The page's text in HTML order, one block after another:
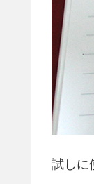
試しに